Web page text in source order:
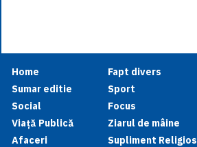
Home
Sumar editie
Social
Viață Publică
Afaceri
Fapt divers
Sport
Focus
Ziarul de mâine
Supliment Religios